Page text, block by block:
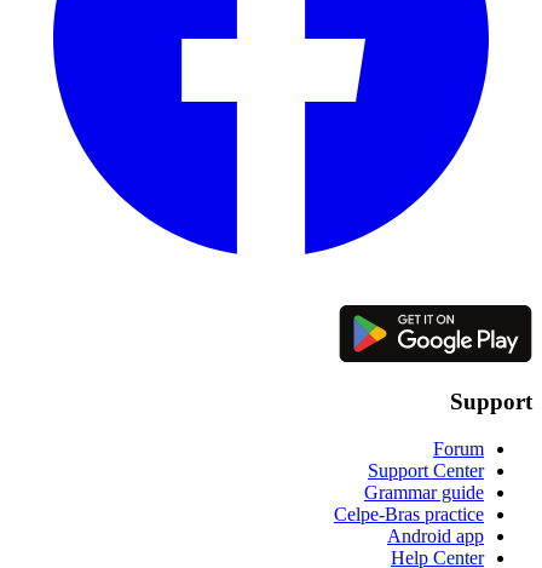
Support
Forum
Support Center
Grammar guide
Celpe-Bras practice
Android app
Help Center